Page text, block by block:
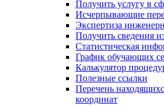
Получить услугу в
Исчерпывающие
Экспертиза
Получить сведения
Статистическая
График обучающих
Калькулятор
Полезные ссылки
Перечень
координат